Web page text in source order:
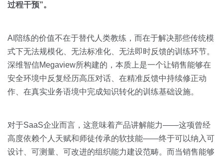
过程干预”。
AI陪练的价值不在于替代人类教练，而在于解决那些传统模
式下无法规模化、无法标准化、无法即时反馈的训练环节。
深维智信Megaview所构建的，本质上是一个让销售能够在
安全环境中反复经历高压对话、在精准反馈中持续修正动
作、在真实业务语境中完成知识转化的训练基础设施。
对于SaaS企业而言，这意味着产品讲解能力——这项曾经
高度依赖个人天赋和师徒传承的软技能——终于可以纳入可
设计、可测量、可改进的组织能力建设范畴。而当销售能够